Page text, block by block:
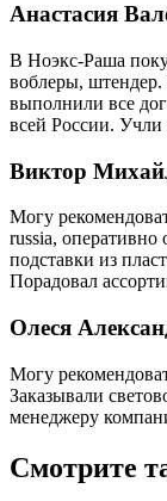
Анастасия
В Ноэкс-Раша
воблеры, штендер.
выполнили все
всей России.
Виктор
Могу
russia, оперативно
подставки из
Порадовал
Олеся
Могу
Заказывали
менеджеру
Смотрите